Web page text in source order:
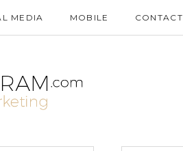
MEDIA MOBILE CONTACT